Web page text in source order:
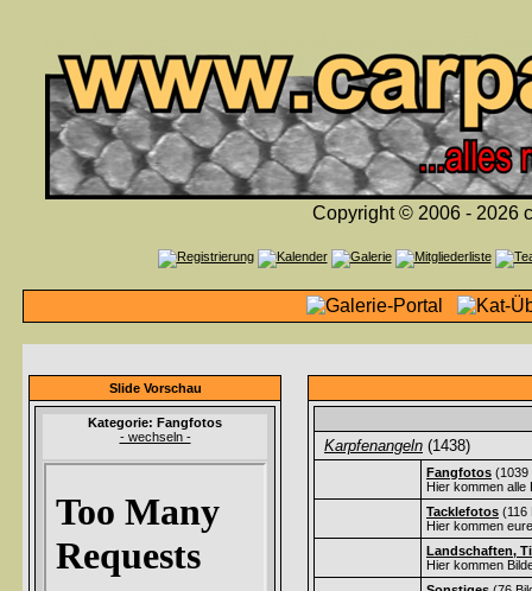
Copyright © 2006 - 2026
Slide Vorschau
Kategorie: Fangfotos
- wechseln -
Karpfenangeln (1438)
Fangfotos
Hier kommen
Tacklefotos
Hier kommen
Landschaften,
Hier kommen